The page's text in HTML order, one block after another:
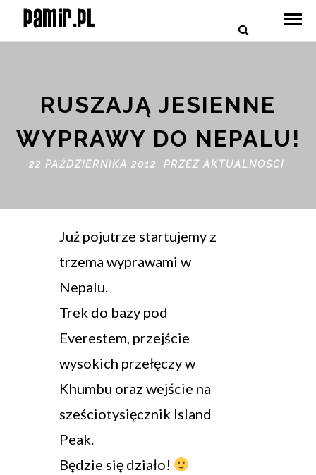
RUSZAJĄ JESIENNE
WYPRAWY DO NEPALU!
22 PAŹDZIERNIKA 2012 PRZEZAKTUALNOSCI
Już pojutrze startujemy z
trzema wyprawami w
Nepalu.
Trek do bazy pod
Everestem, przejście
wysokich przełęczy w
Khumbu oraz wejście na
sześciotysięcznik Island
Peak.
Będzie się działo!